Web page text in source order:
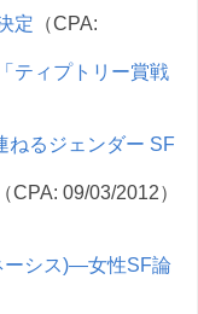
定 （CPA:
ティプトリー賞戦
ねるジェンダー SF
（CPA: 09/03/2012）
ーシス)―女性SF論